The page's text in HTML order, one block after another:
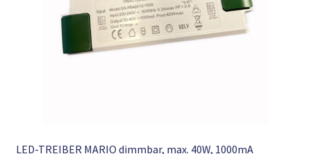
LED-TREIBER MARIO dimmbar, max. 40W, 1000mA